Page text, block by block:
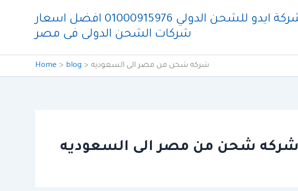
شركة ايدو للشحن الدولي 01000915976 افضل اسعار
شركات الشحن الدولى فى مصر
Home blog شركه شحن من مصر الى السعوديه
شركه شحن من مصر الى السعوديه